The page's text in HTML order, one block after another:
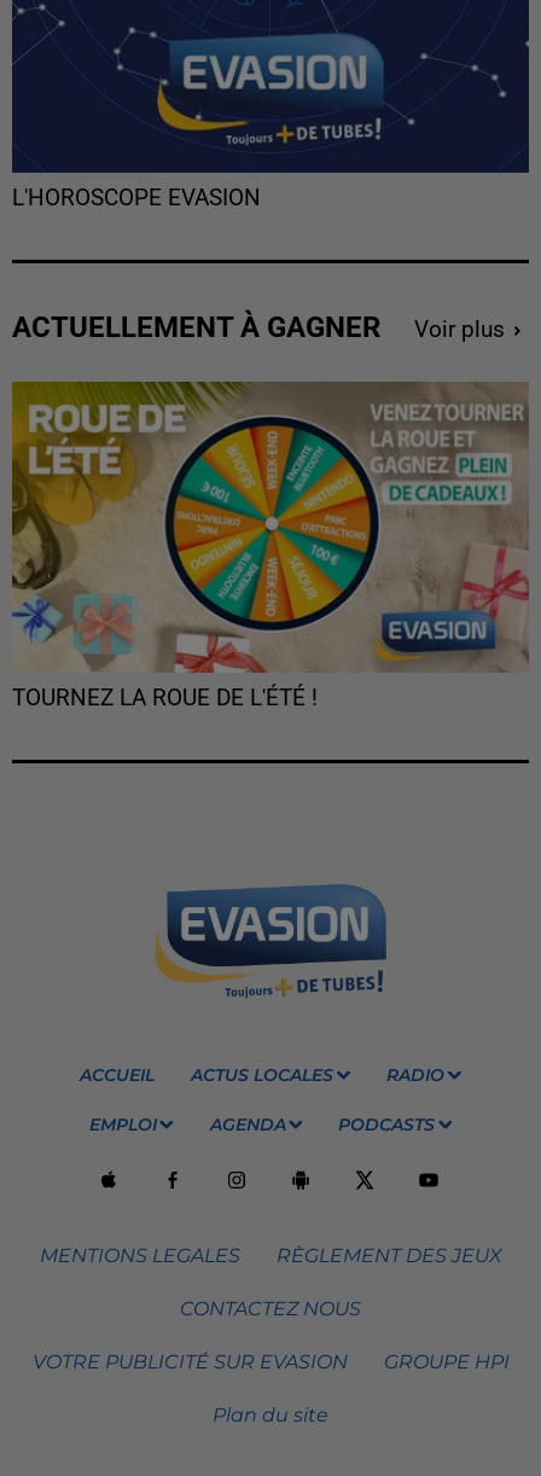
L'HOROSCOPE EVASION
ACTUELLEMENT À GAGNER Voir plus
TOURNEZ LA ROUE DE L'ÉTÉ !
ACCUEIL ACTUS LOCALES RADIO
EMPLOI AGENDA PODCASTS
MENTIONS LEGALES RÈGLEMENT DES JEUX
CONTACTEZ NOUS
VOTRE PUBLICITÉ SUR EVASION GROUPE HPI
Plan du site